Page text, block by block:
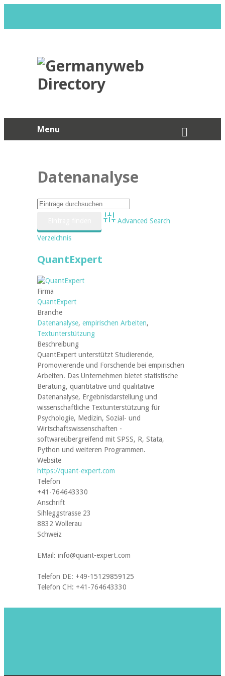
Menu
Datenanalyse
Advanced Search
Verzeichnis
QuantExpert
Firma
QuantExpert
Branche
Datenanalyse, empirischen Arbeiten,
Textunterstützung
Beschreibung
QuantExpert unterstützt Studierende,
Promovierende und Forschende bei empirischen
Arbeiten. Das Unternehmen bietet statistische
Beratung, quantitative und qualitative
Datenanalyse, Ergebnisdarstellung und
wissenschaftliche Textunterstützung für
Psychologie, Medizin, Sozial- und
Wirtschaftswissenschaften -
softwareübergreifend mit SPSS, R, Stata,
Python und weiteren Programmen.
Website
https://quant-expert.com
Telefon
+41-764643330
Anschrift
Sihleggstrasse 23
8832 Wollerau
Schweiz
EMail: info@quant-expert.com
Telefon DE: +49-15129859125
Telefon CH: +41-764643330